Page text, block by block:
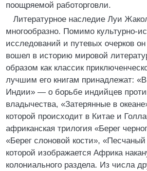
поощряемой работорговли.
Литературное наследие Луи
многообразно. Помимо культурно-
исследований и путевых очерков
вошел в историю мировой
образом как классик
лучшим его книгам принадлежат:
Индии» — о борьбе индийцев
владычества, «Затерянные в
которой происходит в Китае и
африканская трилогия «Берег
«Берег слоновой кости», «Песчаный
которой изображается Африка
колониального раздела. Из числа